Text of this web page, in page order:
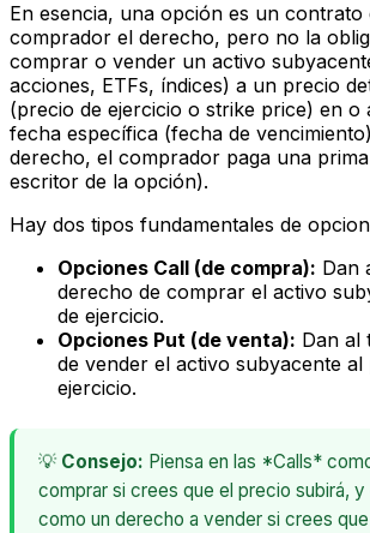
En esencia, una opción es un contrato
comprador el derecho, pero no la
comprar o vender un activo
acciones, ETFs, índices) a un precio
(precio de ejercicio o strike price) en o
fecha específica (fecha de
derecho, el comprador paga una prima
escritor de la opción).
Hay dos tipos fundamentales de
Opciones Call (de compra): Dan
derecho de comprar el activo
de ejercicio.
Opciones Put (de venta): Dan al
de vender el activo subyacente al
ejercicio.
💡 Consejo: Piensa en las *Calls*
comprar si crees que el precio subirá,
como un derecho a vender si crees